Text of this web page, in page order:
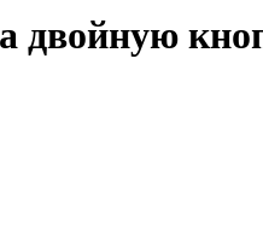
двойную